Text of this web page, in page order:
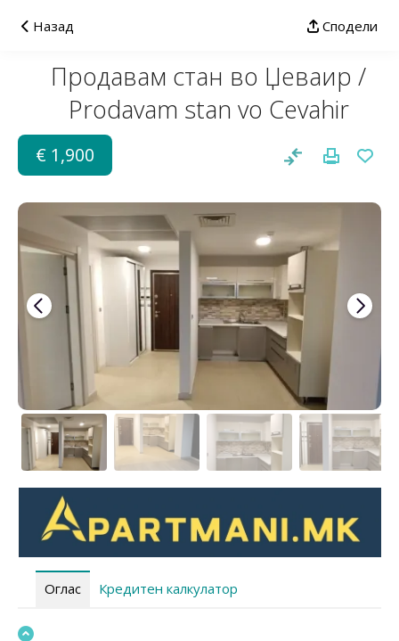
Назад Сподели
Продaвам стан во Џеваир /
Prodavam stan vo Cevahir
€ 1,900
Оглас Кредитен калкулатор